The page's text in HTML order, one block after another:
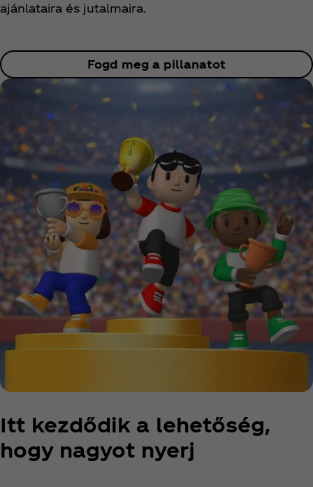
ajánlataira és jutalmaira.
Fogd meg a pillanatot
Itt kezdődik a lehetőség,
hogy nagyot nyerj